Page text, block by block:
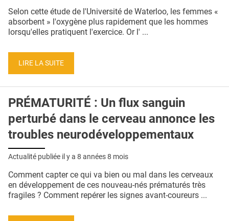
Selon cette étude de l'Université de Waterloo, les femmes «
absorbent » l'oxygène plus rapidement que les hommes
lorsqu'elles pratiquent l'exercice. Or l' ...
LIRE LA SUITE
PRÉMATURITÉ : Un flux sanguin
perturbé dans le cerveau annonce les
troubles neurodéveloppementaux
Actualité publiée il y a 8 années 8 mois
Comment capter ce qui va bien ou mal dans les cerveaux
en développement de ces nouveau-nés prématurés très
fragiles ? Comment repérer les signes avant-coureurs ...